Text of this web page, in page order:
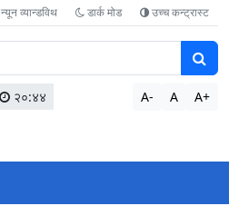
न्यून व्यान्डविथ डार्क मोड उच्च कन्ट्रास्ट
२०:४४ A- A A+